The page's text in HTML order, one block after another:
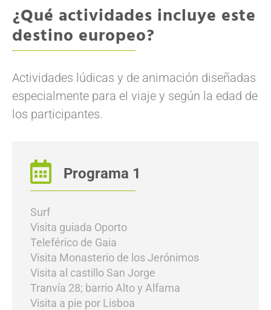
¿Qué actividades incluye este
destino europeo?
Actividades lúdicas y de animación diseñadas
especialmente para el viaje y según la edad de
los participantes.
Programa 1
Surf
Visita guiada Oporto
Teleférico de Gaia
Visita Monasterio de los Jerónimos
Visita al castillo San Jorge
Tranvía 28; barrio Alto y Alfama
Visita a pie por Lisboa